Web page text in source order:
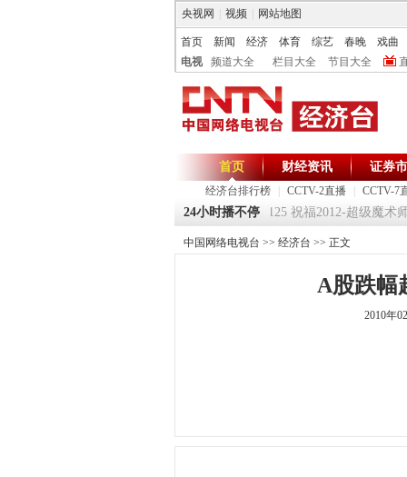
央视网 视频 网站地图
首页 新闻 经济 体育 综艺 春晚
戏曲
电视
频道大全 栏目大全 节目大全
首页
经济台排行榜 CCTV-2直播 CCTV-7
财经资讯 证券
24小时播不停
《环球驿站》20120125 祝福2012-超级魔术师
中国网络电视台 >> 经济台 >> 正文
A股跌幅
2010年